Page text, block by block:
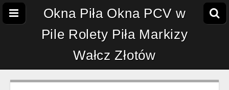
Okna Piła Okna PCV w
Pile Rolety Piła Markizy
Wałcz Złotów